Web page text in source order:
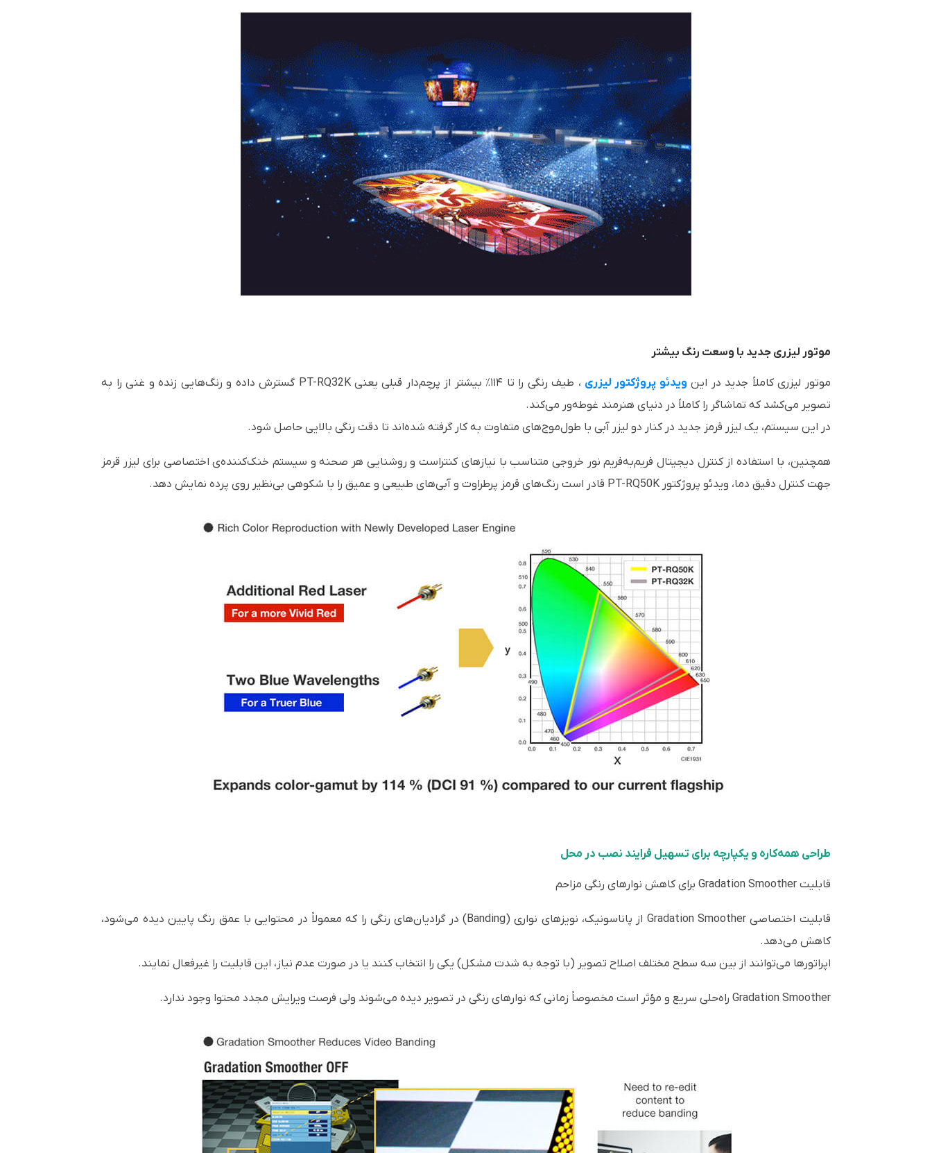
موتور لیزری جدید با وسعت رنگ بیشتر
موتور لیزری کاملاً جدید در این ویدئو پروژکتور لیزری
، طیف رنگی را تا ۱۱۴٪ بیشتر از پرچم‌دار قبلی یعنی PT-RQ32K گسترش داده و رنگ‌هایی زنده و غنی را به
تصویر می‌کشد که تماشاگر را کاملاً در دنیای هنرمند غوطه‌ور می‌کند.
در این سیستم، یک لیزر قرمز جدید در کنار دو لیزر آبی با طول‌موج‌های متفاوت به کار گرفته شده‌اند تا دقت رنگی بالایی حاصل شود.
همچنین، با استفاده از کنترل دیجیتال فریم‌به‌فریم نور خروجی متناسب با نیازهای کنتراست و روشنایی هر صحنه و سیستم خنک‌کننده‌ی اختصاصی برای لیزر قرمز
جهت کنترل دقیق دما، ویدئو پروژکتور PT-RQ50K قادر است رنگ‌های قرمز پرطراوت و آبی‌های طبیعی و عمیق را با شکوهی بی‌نظیر روی پرده نمایش دهد.
طراحی همه‌کاره و یکپارچه برای تسهیل فرایند نصب در محل
قابلیت Gradation Smoother برای کاهش نوارهای رنگی مزاحم
قابلیت اختصاصی Gradation Smoother از پاناسونیک، نویزهای نواری (Banding) در گرادیان‌های رنگی را که معمولاً در محتوایی با عمق رنگ پایین دیده می‌شود،
کاهش می‌دهد.
اپراتورها می‌توانند از بین سه سطح مختلف اصلاح تصویر (با توجه به شدت مشکل) یکی را انتخاب کنند یا در صورت عدم نیاز، این قابلیت را غیرفعال نمایند.
Gradation Smoother راه‌حلی سریع و مؤثر است مخصوصاً زمانی که نوارهای رنگی در تصویر دیده می‌شوند ولی فرصت ویرایش مجدد محتوا وجود ندارد.